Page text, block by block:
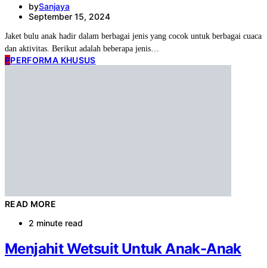
bySanjaya
September 15, 2024
Jaket bulu anak hadir dalam berbagai jenis yang cocok untuk berbagai cuaca
dan aktivitas. Berikut adalah beberapa jenis…
PPERFORMA KHUSUS
READ MORE
2 minute read
Menjahit Wetsuit Untuk Anak-Anak